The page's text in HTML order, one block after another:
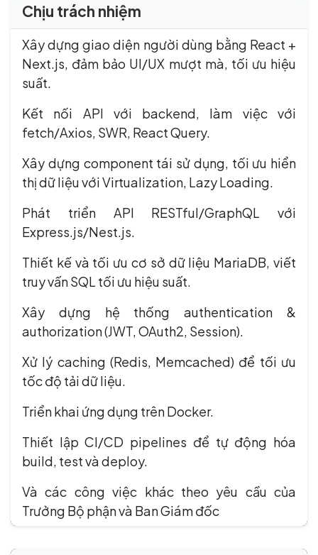
Chịu trách nhiệm
Xây dựng giao diện người dùng bằng React +
Next.js, đảm bảo UI/UX mượt mà, tối ưu hiệu
suất.
Kết nối API với backend, làm việc với
fetch/Axios, SWR, React Query.
Xây dựng component tái sử dụng, tối ưu hiển
thị dữ liệu với Virtualization, Lazy Loading.
Phát triển API RESTful/GraphQL với
Express.js/Nest.js.
Thiết kế và tối ưu cơ sở dữ liệu MariaDB, viết
truy vấn SQL tối ưu hiệu suất.
Xây dựng hệ thống authentication &
authorization (JWT, OAuth2, Session).
Xử lý caching (Redis, Memcached) để tối ưu
tốc độ tải dữ liệu.
Triển khai ứng dụng trên Docker.
Thiết lập CI/CD pipelines để tự động hóa
build, test và deploy.
Và các công việc khác theo yêu cầu của
Trưởng Bộ phận và Ban Giám đốc